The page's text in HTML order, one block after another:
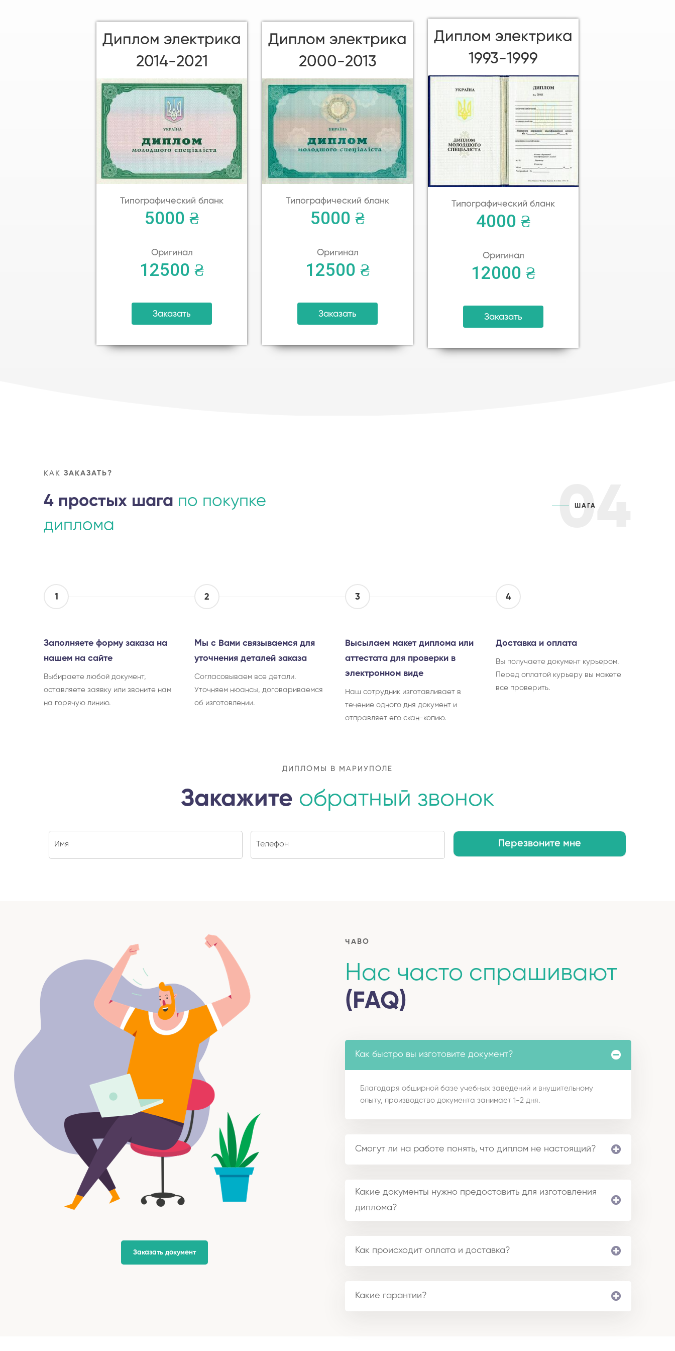
Диплом электрика
2014-2021
Типографический бланк
5000 ₴
Оригинал
12500 ₴
Заказать
Диплом электрика
2000-2013
Типографический бланк
5000 ₴
Оригинал
12500 ₴
Заказать
Диплом электрика
1993-1999
Типографический бланк
4000 ₴
Оригинал
12000 ₴
Заказать
КАК ЗАКАЗАТЬ?
4 простых шага по покупке
диплома
04
ШАГА
1
Заполняете форму заказа на
нашем на сайте
Выбираете любой документ,
оставляете заявку или звоните нам
на горячую линию.
2
Мы с Вами связываемся для
уточнения деталей заказа
Согласовываем все детали.
Уточняем нюансы, договариваемся
об изготовлении.
3
Высылаем макет диплома или
аттестата для проверки в
электронном виде
Наш сотрудник изготавливает в
течение одного дня документ и
отправляет его скан-копию.
4
Доставка и оплата
Вы получаете документ курьером.
Перед оплатой курьеру вы можете
все проверить.
ДИПЛОМЫ В МАРИУПОЛЕ
Закажите обратный звонок
Перезвоните мне
Заказать документ
ЧАВО
Нас часто спрашивают
(FAQ)
Как быстро вы изготовите документ?
Благодаря обширной базе учебных заведений и внушительному
опыту, производство документа занимает 1-2 дня.
Смогут ли на работе понять, что диплом не настоящий?
Какие документы нужно предоставить для изготовления
диплома?
Как происходит оплата и доставка?
Какие гарантии?